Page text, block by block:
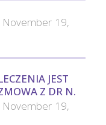
November 19,
JEST
Z DR N.
November 19,